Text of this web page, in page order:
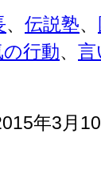
、 伝説塾、
行動、 言
年3月